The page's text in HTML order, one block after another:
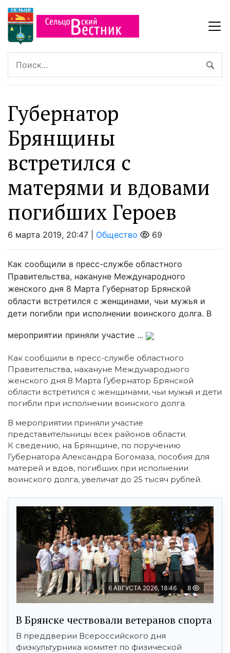
Губернатор
Брянщины
встретился с
матерями и вдовами
погибших Героев
6 марта 2019, 20:47 | Общество 69
Как сообщили в пресс-службе областного
Правительства, накануне Международного
женского дня 8 Марта Губернатор Брянской
области встретился с женщинами, чьи мужья и
дети погибли при исполнении воинского долга. В
мероприятии приняли участие ...
Как сообщили в пресс-службе областного
Правительства, накануне Международного
женского дня 8 Марта Губернатор Брянской
области встретился с женщинами, чьи мужья и дети
погибли при исполнении воинского долга.
В мероприятии приняли участие
представительницы всех районов области.
К сведению, на Брянщине, по поручению
Губернатора Александра Богомаза, пособия для
матерей и вдов, погибших при исполнении
воинского долга, увеличат до 25 тысяч рублей.
6 АВГУСТА 2026, 18:46 8
В Брянске чествовали ветеранов спорта
В преддверии Всероссийского дня
физкультурника комитет по физической